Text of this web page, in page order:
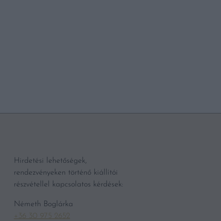
Hirdetési lehetőségek,
rendezvényeken történő kiállítói
részvétellel kapcsolatos kérdések:
Németh Boglárka
+36 30 975 2652